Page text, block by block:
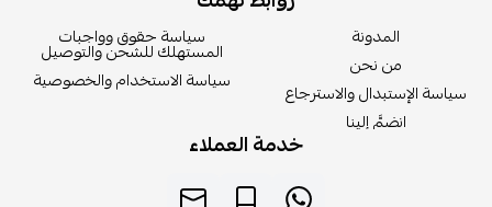
المدونة
من نحن
سياسة الإستبدال والاسترجاع
انضمَّ إلينا
سياسة حقوق وواجبات
المستهلك للشحن والتوصيل
سياسة الاستخدام والخصوصية
خدمة العملاء